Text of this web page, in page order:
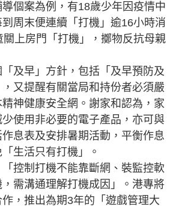
個案為例，有18歲少年因疫情中
周末便連續「打機」逾16小時消
上房門「打機」，擲物反抗母親
早」方針，包括「及早預防及
又提醒有關當局和持份者必須嚴
神健康安全網。謝家和認為，家
使用非必要的電子產品，亦可與
息表及安排暑期活動，平衡作息
生活只有打機」。
制打機不能靠斷網、裝監控軟
需溝通理解打機成因」。港專將
，推出為期3年的「遊戲管理大